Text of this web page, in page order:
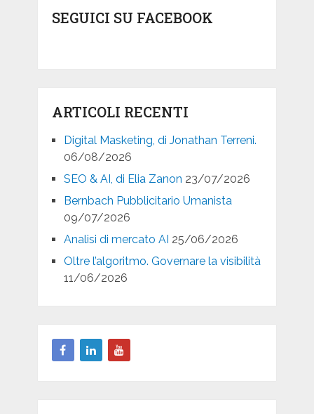
SEGUICI SU FACEBOOK
ARTICOLI RECENTI
Digital Masketing, di Jonathan Terreni.
06/08/2026
SEO & AI, di Elia Zanon 23/07/2026
Bernbach Pubblicitario Umanista
09/07/2026
Analisi di mercato AI 25/06/2026
Oltre l’algoritmo. Governare la visibilità
11/06/2026